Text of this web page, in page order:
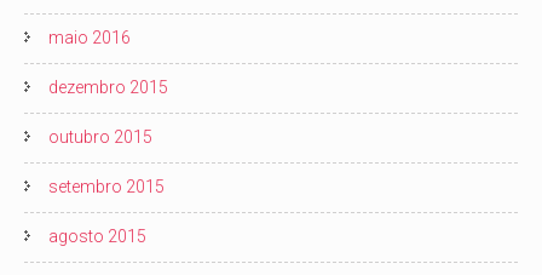
maio 2016
dezembro 2015
outubro 2015
setembro 2015
agosto 2015